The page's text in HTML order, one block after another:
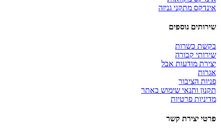
אינדקס מתקני גניזה
שירותים נוספים
בקשת כשרות
שירותי קבורה
יצירת מודעות אבל
אגרות
פניות הציבור
תקנון ותנאי שימוש באתר
מדיניות פרטיות
פרטי יצירת קשר